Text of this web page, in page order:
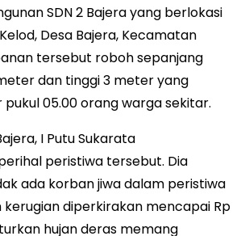
SDN 2 Bajera yang berlokasi
Desa Bajera, Kecamatan
tersebut roboh sepanjang
dan tinggi 3 meter yang
05.00 orang warga sekitar.
I Putu Sukarata
peristiwa tersebut. Dia
ada korban jiwa dalam peristiwa
diperkirakan mencapai Rp
hujan deras memang